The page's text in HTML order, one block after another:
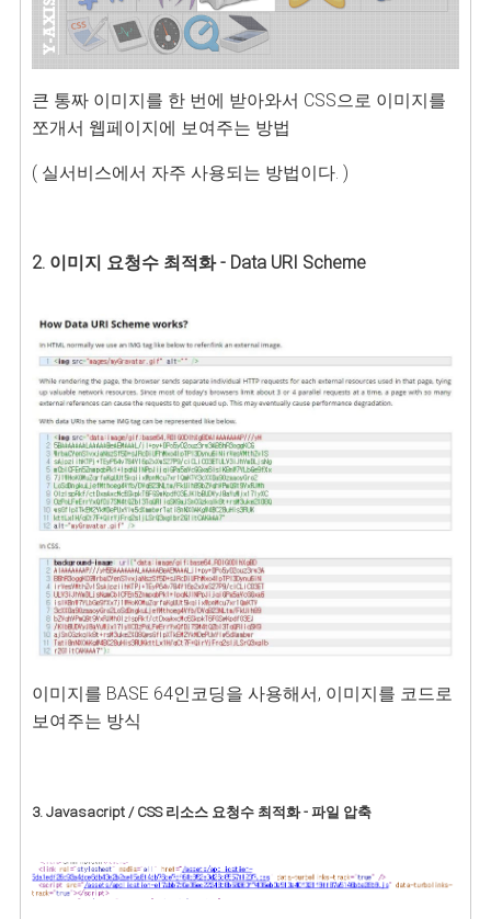
큰 통짜 이미지를 한 번에 받아와서 CSS으로 이미지를
쪼개서 웹페이지에 보여주는 방법
( 실서비스에서 자주 사용되는 방법이다. )
2. 이미지 요청수 최적화 - Data URI Scheme
이미지를 BASE 64인코딩을 사용해서, 이미지를 코드로
보여주는 방식
3. Javasacript / CSS 리소스 요청수 최적화 - 파일 압축